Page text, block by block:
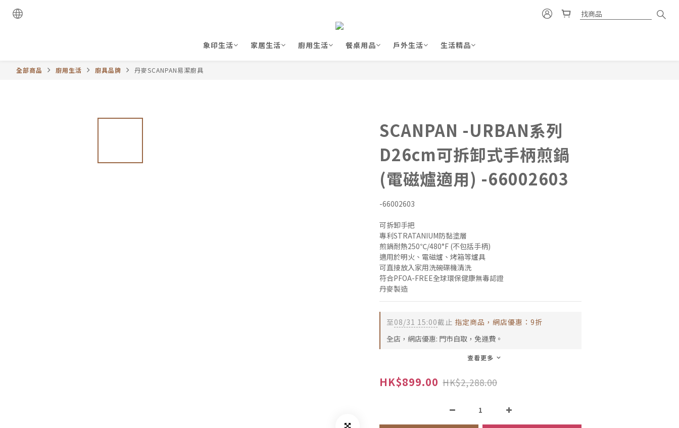
象印生活 家居生活 廚用生活 餐桌用品 戶外生活 生活精品
全部商品 廚用生活 廚具品牌 丹麥SCANPAN易潔廚具
SCANPAN -URBAN系列
D26cm可拆卸式手柄煎鍋
(電磁爐適用) -66002603
-66002603
可拆卸手把
專利STRATANIUM防黏塗層
煎鍋耐熱250℃/480°F (不包括手柄)
適用於明火、電磁爐、烤箱等爐具
可直接放入家用洗碗碟機清洗
符合PFOA-FREE全球環保健康無毒認證
丹麥製造
至08/31 15:00截止 指定商品，網店優惠：9折
全店，網店優惠: 門市自取，免運費。
查看更多
HK$899.00 HK$2,288.00